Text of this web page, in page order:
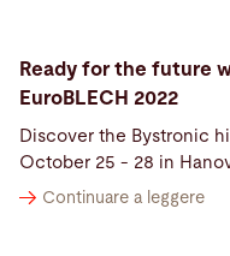
Ready for the future
EuroBLECH 2022
Discover the Bystronic
October 25 - 28 in
Continuare a leggere